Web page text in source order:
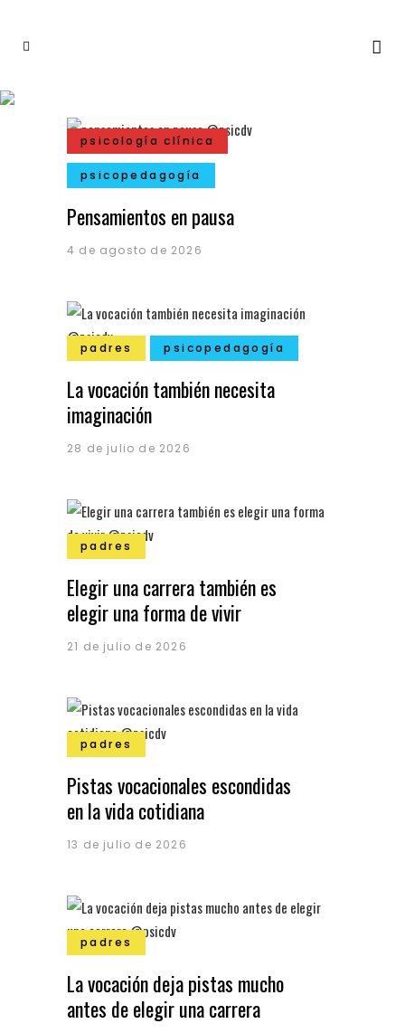
psicología clínica
psicopedagogía
Pensamientos en pausa
4 de agosto de 2026
padres psicopedagogía
La vocación también necesita
imaginación
28 de julio de 2026
padres
Elegir una carrera también es
elegir una forma de vivir
21 de julio de 2026
padres
Pistas vocacionales escondidas
en la vida cotidiana
13 de julio de 2026
padres
La vocación deja pistas mucho
antes de elegir una carrera